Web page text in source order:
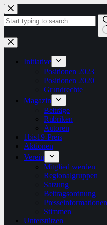
Zum
Inhalt
springen
Keine
Ergebnisse
Initiative
Positionen 2023
Positionen 2020
Grundrechte
Magazin
Beiträge
Rubriken
Autoren
1bis19-Preis
Aktionen
Verein
Mitglied werden
Regionalgruppen
Satzung
Beitragsordnung
Presseinformationen
Stimmen
Unterstützen